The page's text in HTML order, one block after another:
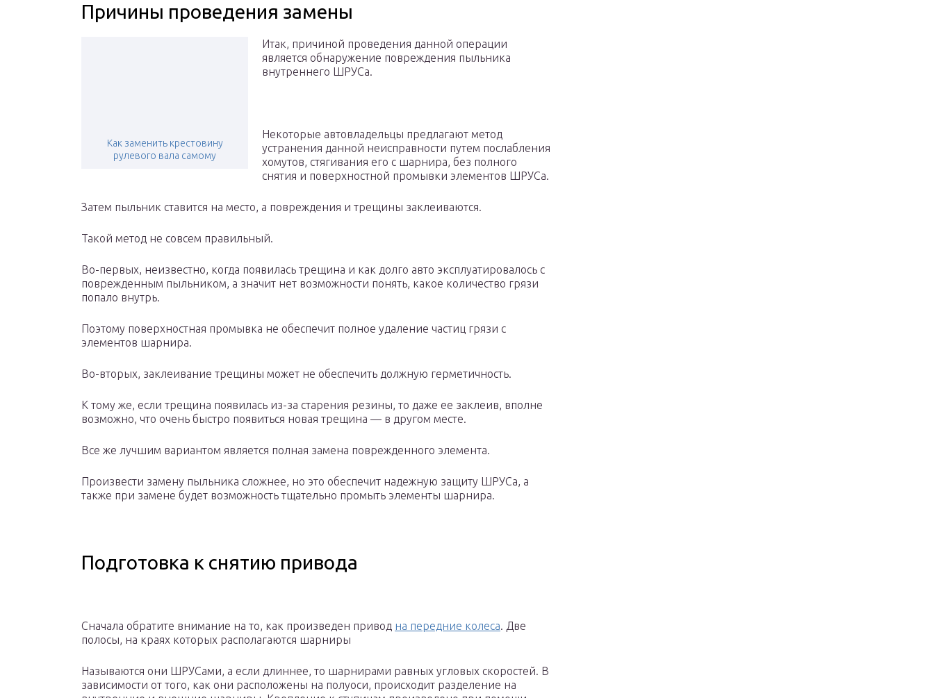
Причины проведения замены
Как заменить крестовину
рулевого вала самому
Итак, причиной проведения данной операции
является обнаружение повреждения пыльника
внутреннего ШРУСа.
Некоторые автовладельцы предлагают метод
устранения данной неисправности путем послабления
хомутов, стягивания его с шарнира, без полного
снятия и поверхностной промывки элементов ШРУСа.
Затем пыльник ставится на место, а повреждения и трещины заклеиваются.
Такой метод не совсем правильный.
Во-первых, неизвестно, когда появилась трещина и как долго авто эксплуатировалось с
поврежденным пыльником, а значит нет возможности понять, какое количество грязи
попало внутрь.
Поэтому поверхностная промывка не обеспечит полное удаление частиц грязи с
элементов шарнира.
Во-вторых, заклеивание трещины может не обеспечить должную герметичность.
К тому же, если трещина появилась из-за старения резины, то даже ее заклеив, вполне
возможно, что очень быстро появиться новая трещина — в другом месте.
Все же лучшим вариантом является полная замена поврежденного элемента.
Произвести замену пыльника сложнее, но это обеспечит надежную защиту ШРУСа, а
также при замене будет возможность тщательно промыть элементы шарнира.
Подготовка к снятию привода
Сначала обратите внимание на то, как произведен привод на передние колеса. Две
полосы, на краях которых располагаются шарниры
Называются они ШРУСами, а если длиннее, то шарнирами равных угловых скоростей. В
зависимости от того, как они расположены на полуоси, происходит разделение на